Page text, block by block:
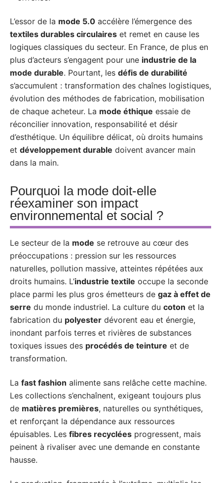
L’essor de la mode 5.0 accélère l’émergence des
textiles durables circulaires et remet en cause les
logiques classiques du secteur. En France, de plus en
plus d’acteurs s’engagent pour une industrie de la
mode durable. Pourtant, les défis de durabilité
s’accumulent : transformation des chaînes logistiques,
évolution des méthodes de fabrication, mobilisation
de chaque acheteur. La mode éthique essaie de
réconcilier innovation, responsabilité et désir
d’esthétique. Un équilibre délicat, où droits humains
et développement durable doivent avancer main
dans la main.
Pourquoi la mode doit-elle
réexaminer son impact
environnemental et social ?
Le secteur de la mode se retrouve au cœur des
préoccupations : pression sur les ressources
naturelles, pollution massive, atteintes répétées aux
droits humains. L’industrie textile occupe la seconde
place parmi les plus gros émetteurs de gaz à effet de
serre du monde industriel. La culture du coton et la
fabrication du polyester dévorent eau et énergie,
inondant parfois terres et rivières de substances
toxiques issues des procédés de teinture et de
transformation.
La fast fashion alimente sans relâche cette machine.
Les collections s’enchaînent, exigeant toujours plus
de matières premières, naturelles ou synthétiques,
et renforçant la dépendance aux ressources
épuisables. Les fibres recyclées progressent, mais
peinent à rivaliser avec une demande en constante
hausse.